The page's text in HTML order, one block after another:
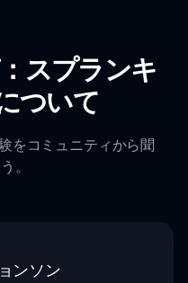
スプランキ
ついて
をコミュニティから聞
。
ンソン